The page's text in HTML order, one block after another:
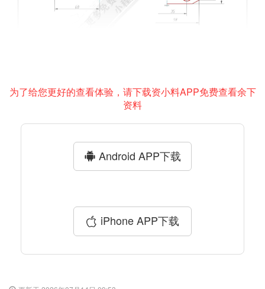
为了给您更好的查看体验，请下载资小料APP免费查看余下
资料
Android APP下载
iPhone APP下载